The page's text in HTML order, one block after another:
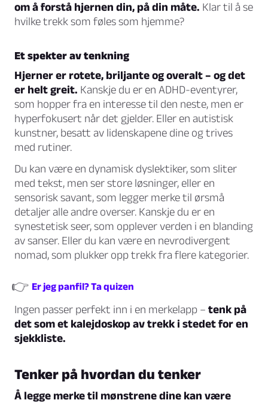
om å forstå hjernen din, på din måte. Klar til å se
hvilke trekk som føles som hjemme?
Et spekter av tenkning
Hjerner er rotete, briljante og overalt – og det
er helt greit. Kanskje du er en ADHD-eventyrer,
som hopper fra en interesse til den neste, men er
hyperfokusert når det gjelder. Eller en autistisk
kunstner, besatt av lidenskapene dine og trives
med rutiner.
Du kan være en dynamisk dyslektiker, som sliter
med tekst, men ser store løsninger, eller en
sensorisk savant, som legger merke til ørsmå
detaljer alle andre overser. Kanskje du er en
synestetisk seer, som opplever verden i en blanding
av sanser. Eller du kan være en nevrodivergent
nomad, som plukker opp trekk fra flere kategorier.
👉 Er jeg panfil? Ta quizen
Ingen passer perfekt inn i en merkelapp – tenk på
det som et kalejdoskop av trekk i stedet for en
sjekkliste.
Tenker på hvordan du tenker
Å legge merke til mønstrene dine kan være